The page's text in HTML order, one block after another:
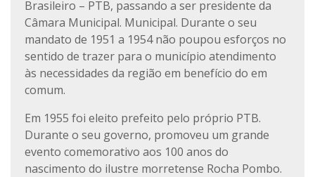
Brasileiro – PTB, passando a ser presidente da
Câmara Municipal. Municipal. Durante o seu
mandato de 1951 a 1954 não poupou esforços no
sentido de trazer para o município atendimento
às necessidades da região em benefício do em
comum.
Em 1955 foi eleito prefeito pelo próprio PTB.
Durante o seu governo, promoveu um grande
evento comemorativo aos 100 anos do
nascimento do ilustre morretense Rocha Pombo.